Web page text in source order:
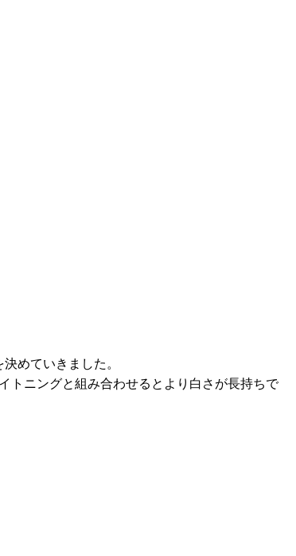
めていきました。
トニングと組み合わせるとより白さが長持ちで